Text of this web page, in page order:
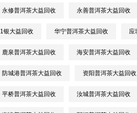
永修普洱茶大益回收 永善普洱茶大益回收
银大益回收 华宁普洱茶大益回收 应
鹿泉普洱茶大益回收 海安普洱茶大益回收
防城港普洱茶大益回收 资阳普洱茶大益回收
平桥普洱茶大益回收 汝城普洱茶大益回收